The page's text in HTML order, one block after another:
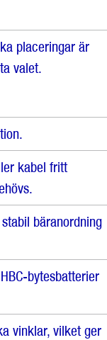
placeringar är
valet.
kabel fritt
bäranordning
bytesbatterier
vinklar, vilket ger